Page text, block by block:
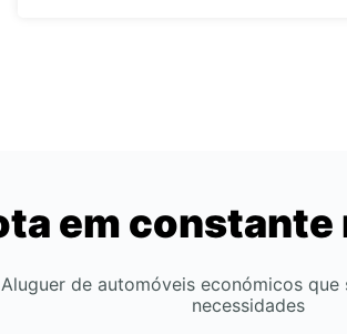
em constante
Aluguer de automóveis económicos que
necessidades